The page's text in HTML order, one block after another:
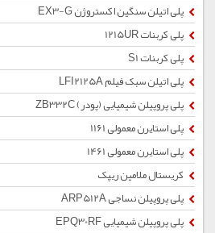
پلی اتیلن سنگین اکستروژن EX3-G
پلی کربنات 1215UR
پلی کربنات S1
پلی اتیلن سبک فیلم LFI2125A
پلی پروپیلن شیمیایی (پودر) ZB332C
پلی استایرن معمولی 1161
پلی استایرن معمولی 1461
کریستال ملامین ریپک
پلی پروپیلن نساجی ARP512A
پلی پروپیلن شیمیایی EPQ30RF